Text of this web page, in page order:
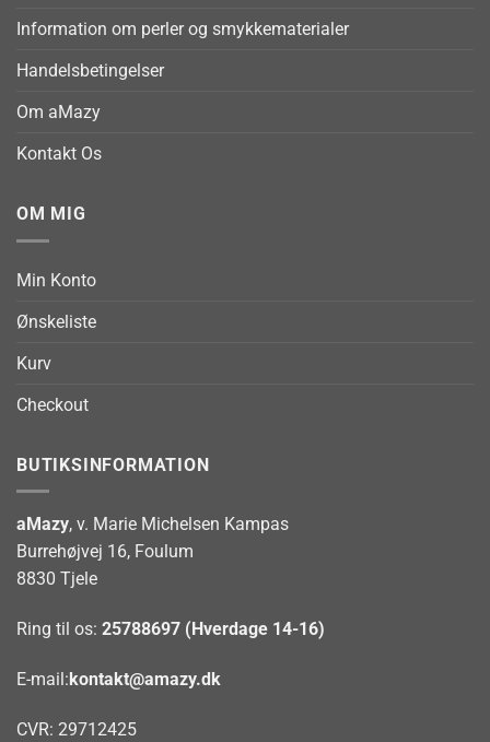
Information om perler og smykkematerialer
Handelsbetingelser
Om aMazy
Kontakt Os
OM MIG
Min Konto
Ønskeliste
Kurv
Checkout
BUTIKSINFORMATION
aMazy, v. Marie Michelsen Kampas
Burrehøjvej 16, Foulum
8830 Tjele
Ring til os: 25788697 (Hverdage 14-16)
E-mail:kontakt@amazy.dk
CVR: 29712425